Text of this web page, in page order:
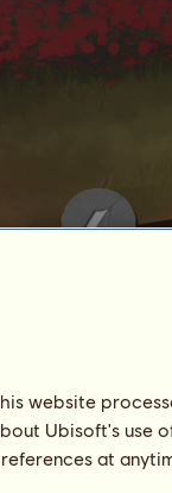
Te Quieroegy
Te Quiero 20
-
website
Ubisoft's use
at